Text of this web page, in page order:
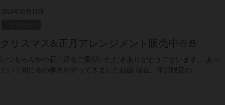
2024年12月11日
クリスマス&正月アレンジメント販売中⛄🎍
いつもらんや小石川店をご愛顧いただきありがとうございます。 あっ
という間に冬の寒さがやってきましたね🥶 現在、季節限定の…